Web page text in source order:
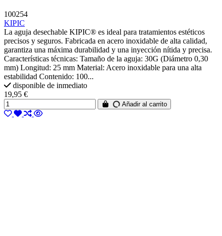
100254
KIPIC
La aguja desechable KIPIC® es ideal para tratamientos estéticos
precisos y seguros. Fabricada en acero inoxidable de alta calidad,
garantiza una máxima durabilidad y una inyección nítida y precisa.
Características técnicas: Tamaño de la aguja: 30G (Diámetro 0,30
mm) Longitud: 25 mm Material: Acero inoxidable para una alta
estabilidad Contenido: 100...
disponible de inmediato
19,95 €
Añadir al carrito